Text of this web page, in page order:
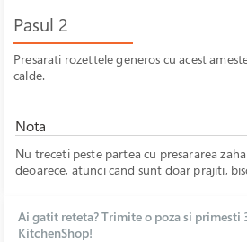
Pasul 2
Presarati rozettele generos cu acest
calde.
Nota
Nu treceti peste partea cu presararea
deoarece, atunci cand sunt doar prajiti,
Ai gatit reteta? Trimite o poza si primesti
KitchenShop!